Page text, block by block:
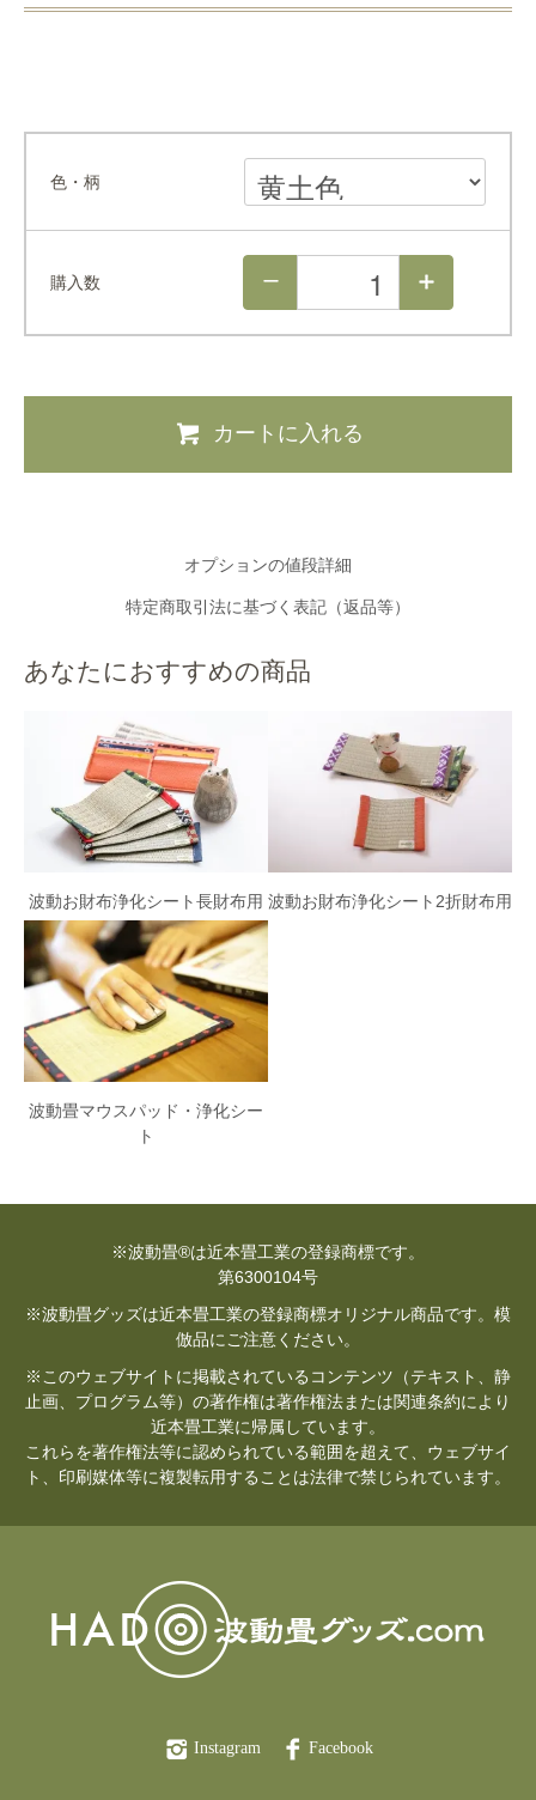
色・柄
購入数
カートに入れる
オプションの値段詳細
特定商取引法に基づく表記（返品等）
あなたにおすすめの商品
波動お財布浄化シート長財布用 波動お財布浄化シート2折財布用
波動畳マウスパッド・浄化シー
ト
※波動畳®は近本畳工業の登録商標です。
第6300104号
※波動畳グッズは近本畳工業の登録商標オリジナル商品です。模
倣品にご注意ください。
※このウェブサイトに掲載されているコンテンツ（テキスト、静
止画、プログラム等）の著作権は著作権法または関連条約により
近本畳工業に帰属しています。
これらを著作権法等に認められている範囲を超えて、ウェブサイ
ト、印刷媒体等に複製転用することは法律で禁じられています。
Instagram Facebook